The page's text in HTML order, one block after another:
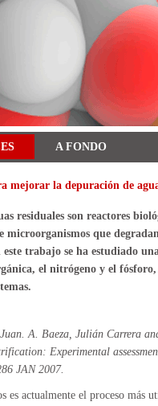
A FONDO
mejorar la depuración de
residuales son reactores
que
trabajo se ha estudiado
el nitrógeno y el
A. Baeza, Julián Carrera
Experimental
JAN 2007.
es actualmente el proceso más